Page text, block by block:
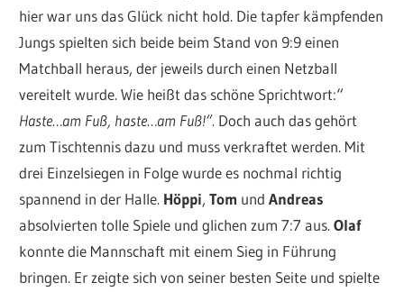
hier war uns das Glück nicht hold. Die tapfer kämpfenden
Jungs spielten sich beide beim Stand von 9:9 einen
Matchball heraus, der jeweils durch einen Netzball
vereitelt wurde. Wie heißt das schöne Sprichtwort:“
Haste…am Fuß, haste…am Fuß!“. Doch auch das gehört
zum Tischtennis dazu und muss verkraftet werden. Mit
drei Einzelsiegen in Folge wurde es nochmal richtig
spannend in der Halle. Höppi,Tom undAndreas
absolvierten tolle Spiele und glichen zum 7:7 aus.Olaf
konnte die Mannschaft mit einem Sieg in Führung
bringen. Er zeigte sich von seiner besten Seite und spielte